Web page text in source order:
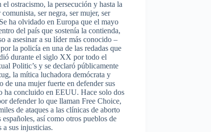
ostracismo, la persecución y hasta la
ser negra, ser mujer, ser
ha olvidado en Europa que el mayo
del país que sostenía la contienda,
a asesinar a su líder más conocido –
la policía en una de las redadas que
durante el siglo XX por todo el
Politic’s y se declaró públicamente
la mítica luchadora demócrata y
de una mujer fuerte en defender sus
ha concluido en EEUU. Hace solo dos
defender lo que llaman Free Choice,
de ataques a las clínicas de aborto
así como otros pueblos de
a sus injusticias.